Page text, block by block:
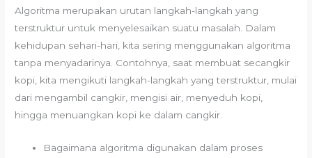
Algoritma merupakan urutan langkah-langkah yang
terstruktur untuk menyelesaikan suatu masalah. Dalam
kehidupan sehari-hari, kita sering menggunakan algoritma
tanpa menyadarinya. Contohnya, saat membuat secangkir
kopi, kita mengikuti langkah-langkah yang terstruktur, mulai
dari mengambil cangkir, mengisi air, menyeduh kopi,
hingga menuangkan kopi ke dalam cangkir.
Bagaimana algoritma digunakan dalam proses